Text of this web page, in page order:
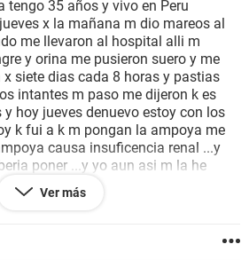
tengo 35 años y vivo en Peru
x la mañana m dio mareos al
me llevaron al hospital alli m
y orina me pusieron suero y me
siete dias cada 8 horas y pastias
intantes m paso me dijeron k es
hoy jueves denuevo estoy con los
k fui a k m pongan la ampoya me
causa insuficencia renal ...y
poner ...y yo aun asi m la he
k hago x favor ayudem
k teng mareos tanto k no puedo estar
Ver más